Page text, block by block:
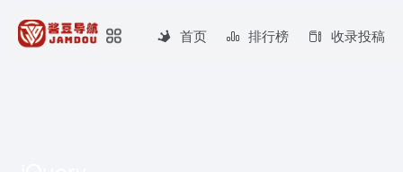
首页 排行榜 收录投稿